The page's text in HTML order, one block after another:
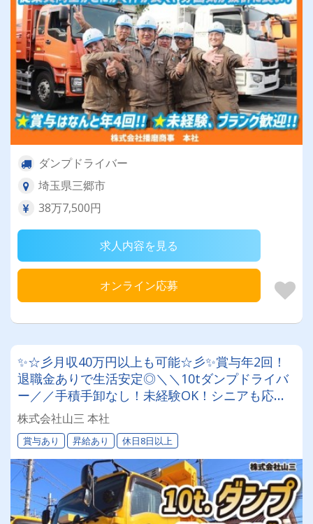
ダンプドライバー
埼玉県三郷市
38万7,500円
求人内容を見る
オンライン応募
✨☆彡月収40万円以上も可能☆彡✨賞与年2回！
退職金ありで生活安定◎＼＼10tダンプドライバ
ー／／手積手卸なし！未経験OK！シニアも応援♪
男女問わず活躍できます！
株式会社山三 本社
賞与あり 昇給あり 休日8日以上